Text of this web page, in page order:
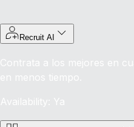
Recruit AI
Contrata a los mejores en
en menos tiempo.
Availability: Ya